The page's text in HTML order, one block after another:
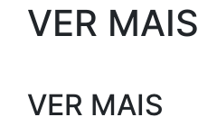
VER MAIS
VER MAIS